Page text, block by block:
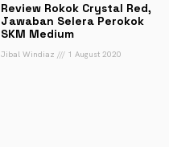
Review Rokok Crystal Red,
Jawaban Selera Perokok
SKM Medium
Jibal Windiaz 1 August 2020